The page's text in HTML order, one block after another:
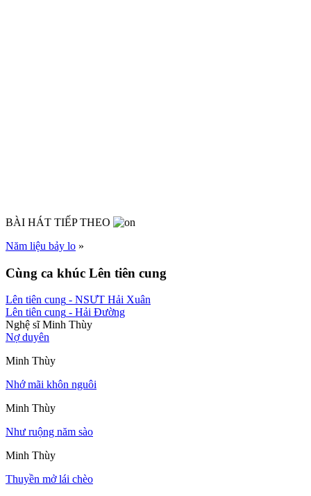
BÀI HÁT TIẾP THEO
Năm liệu bảy lo »
Cùng ca khúc Lên tiên cung
Lên tiên cung - NSƯT Hải Xuân
Lên tiên cung - Hải Đường
Nghệ sĩ Minh Thùy
Nợ duyên
Minh Thùy
Nhớ mãi khôn nguôi
Minh Thùy
Như ruộng năm sào
Minh Thùy
Thuyền mở lái chèo